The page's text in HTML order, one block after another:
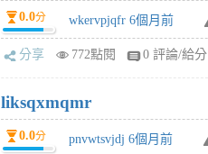
0.0分 wkervpjqfr 6個月前
分享 772點閱 0 評論/給分
liksqxmqmr
0.0分 pnvwtsvjdj 6個月前